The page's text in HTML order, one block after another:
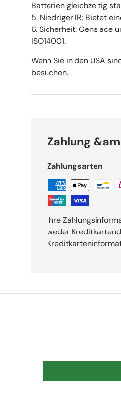
Batterien gleichzeitig
5. Niedriger IR: Bietet
6. Sicherheit: Gens ace
ISO14001.
Wenn Sie in den USA
besuchen.
Zahlung
Zahlungsarten
Ihre
weder